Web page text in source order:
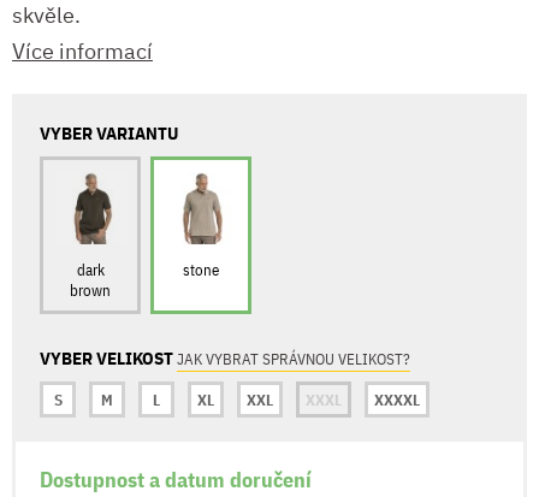
skvěle.
Více informací
VYBER VARIANTU
dark
brown
stone
VYBER VELIKOSTJAK VYBRAT SPRÁVNOU VELIKOST?
S
M L XL XXL XXXL XXXXL
Dostupnost a datum doručení